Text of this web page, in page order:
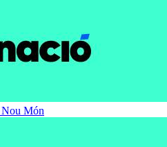
Nou Món